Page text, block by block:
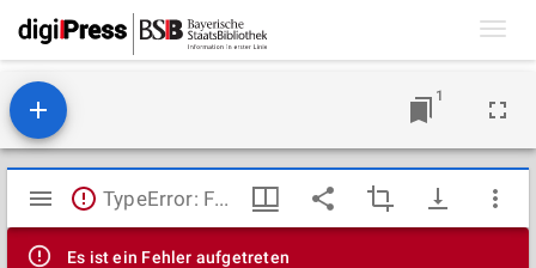
1
Mirador
Viewer
TypeError: Failed to fetch
Es ist ein Fehler aufgetreten